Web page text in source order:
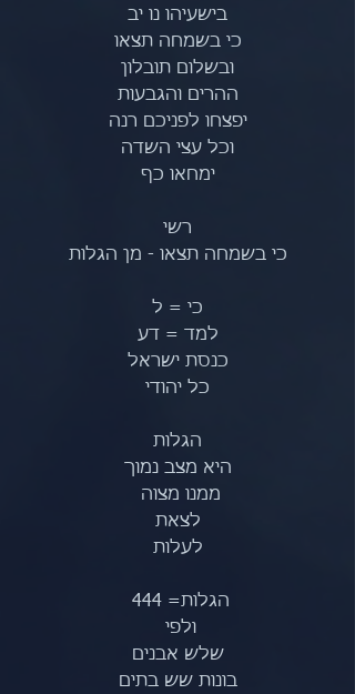
בישעיהו נו יב
כי בשמחה תצאו
ובשלום תובלון
ההרים והגבעות
יפצחו לפניכם רנה
וכל עצי השדה
ימחאו כף
רשי
כי בשמחה תצאו - מן הגלות
כי = ל
למד = דע
כנסת ישראל
כל יהודי
הגלות
היא מצב נמוך
ממנו מצוה
לצאת
לעלות
הגלות= 444
ולפי
שלש אבנים
בונות שש בתים